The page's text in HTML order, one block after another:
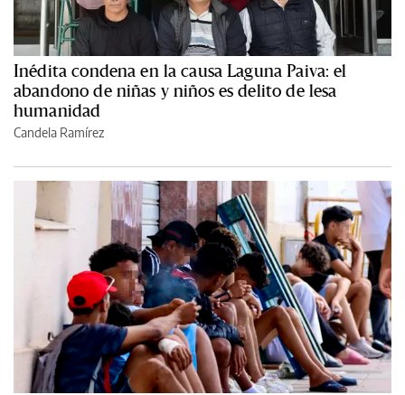
Inédita condena en la causa Laguna Paiva: el
abandono de niñas y niños es delito de lesa
humanidad
Candela Ramírez